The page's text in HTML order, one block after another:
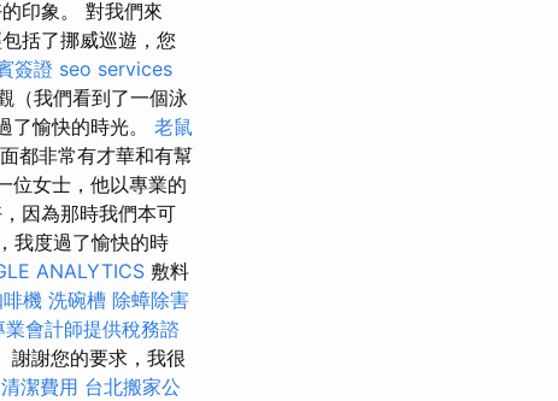
印象。 對我們來
括了挪威巡遊，您
簽證 seo services
（我們看到了一個泳
了愉快的時光。 老鼠
都非常有才華和有幫
位女士，他以專業的
因為那時我們本可
我度過了愉快的時
ANALYTICS 敷料
機 洗碗槽 除蟑除害
業會計師提供稅務諮
謝謝您的要求，我很
潔費用 台北搬家公